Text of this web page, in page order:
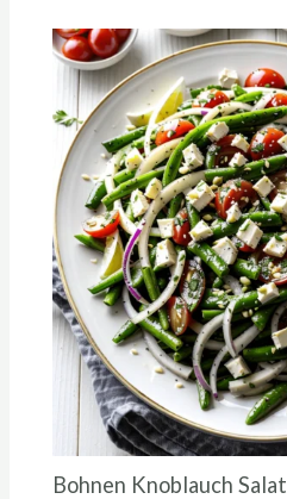
Bohnen Knoblauch Salat